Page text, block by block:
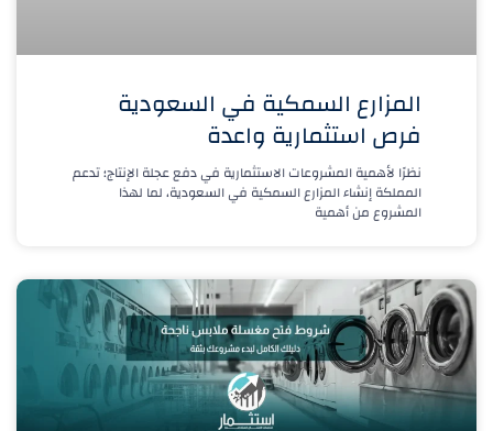
المزارع السمكية في السعودية
فرص استثمارية واعدة
نظرًا لأهمية المشروعات الاستثمارية في دفع عجلة الإنتاج؛ تدعم
المملكة إنشاء المزارع السمكية في السعودية، لما لهذا
المشروع من أهمية